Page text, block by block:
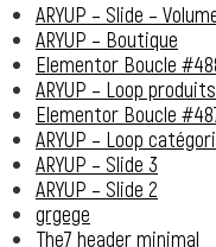
ARYUP – Slide –
ARYUP – Boutique
Elementor Boucle
ARYUP – Loop produits
Elementor Boucle
ARYUP – Loop
ARYUP – Slide 3
ARYUP – Slide 2
grgege
The7 header minimal